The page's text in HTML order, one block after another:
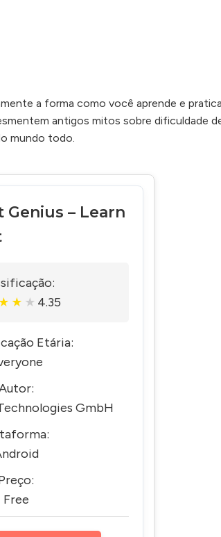
a forma como você aprende e
antigos mitos sobre dificuldade
mundo todo.
Genius – Learn
★ ★ ★ 4.35
Etária:
GmbH
Free